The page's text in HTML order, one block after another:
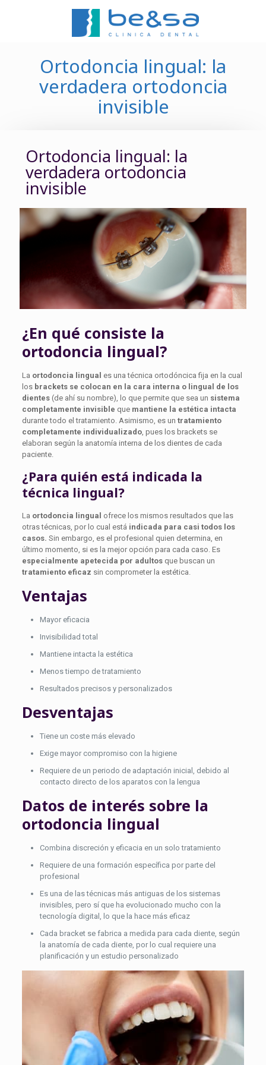
Ortodoncia lingual: la
verdadera ortodoncia
invisible
Ortodoncia lingual: la
verdadera ortodoncia
invisible
¿En qué consiste la
ortodoncia lingual?
La ortodoncia lingual es una técnica ortodóncica fija en la cual
los brackets se colocan en la cara interna o lingual de los
dientes(de ahí su nombre), lo que permite que sea un sistema
completamente invisible que mantiene la estética intacta
durante todo el tratamiento. Asimismo, es un tratamiento
completamente individualizado, pues los brackets se
elaboran según la anatomía interna de los dientes de cada
paciente.
¿Para quién está indicada la
técnica lingual?
La ortodoncia lingual ofrece los mismos resultados que las
otras técnicas, por lo cual está indicada para casi todos los
casos. Sin embargo, es el profesional quien determina, en
último momento, si es la mejor opción para cada caso. Es
especialmente apetecida por adultosque buscan un
tratamiento eficaz sin comprometer la estética.
Ventajas
Mayor eficacia
Invisibilidad total
Mantiene intacta la estética
Menos tiempo de tratamiento
Resultados precisos y personalizados
Desventajas
Tiene un coste más elevado
Exige mayor compromiso con la higiene
Requiere de un periodo de adaptación inicial, debido al
contacto directo de los aparatos con la lengua
Datos de interés sobre la
ortodoncia lingual
Combina discreción y eficacia en un solo tratamiento
Requiere de una formación específica por parte del
profesional
Es una de las técnicas más antiguas de los sistemas
invisibles, pero sí que ha evolucionado mucho con la
tecnología digital, lo que la hace más eficaz
Cada bracket se fabrica a medida para cada diente, según
la anatomía de cada diente, por lo cual requiere una
planificación y un estudio personalizado